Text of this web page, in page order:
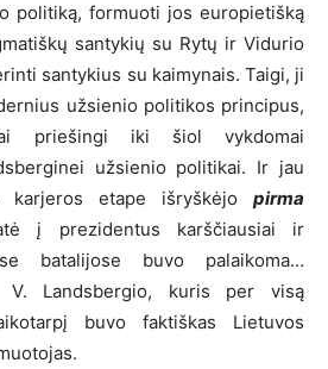
politiką, formuoti jos europietišką
santykių su Rytų ir Vidurio
santykius su kaimynais. Taigi, ji
užsienio politikos principus,
priešingi iki šiol vykdomai
užsienio politikai. Ir jau
karjeros etape išryškėjo pirma
į prezidentus karščiausiai ir
batalijose buvo palaikoma…
Landsbergio, kuris per visą
buvo faktiškas Lietuvos